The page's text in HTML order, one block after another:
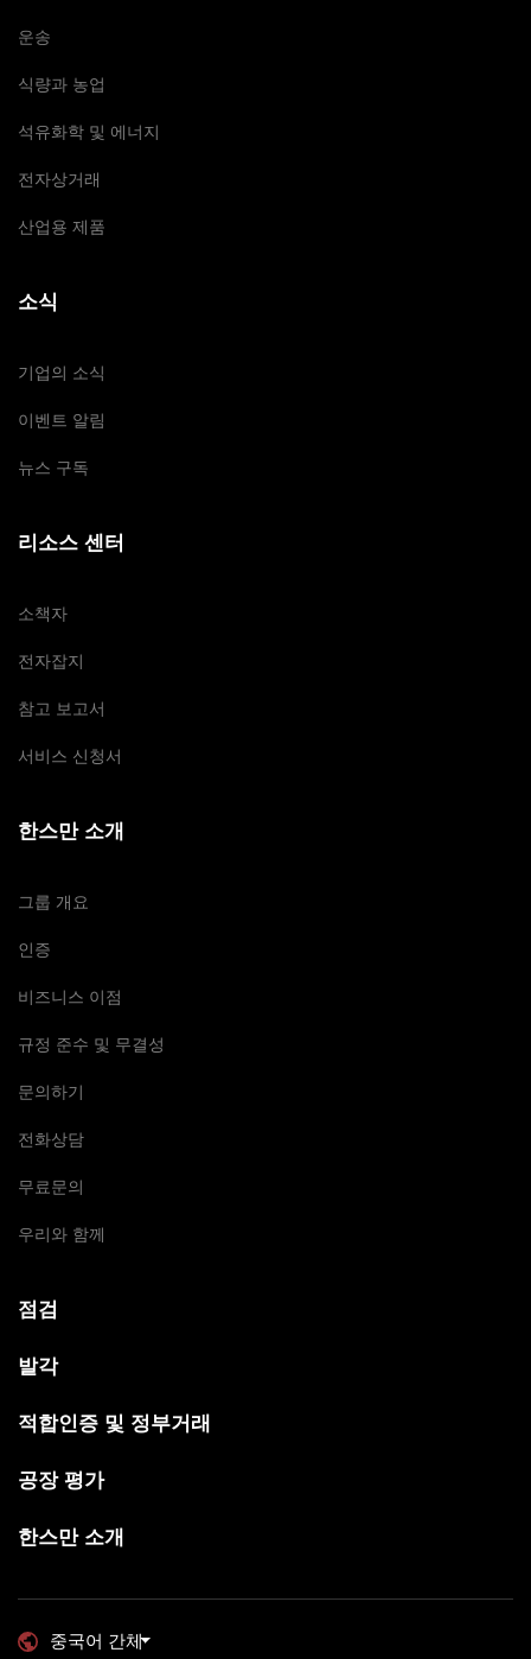
운송
식량과 농업
석유화학 및 에너지
전자상거래
산업용 제품
소식
기업의 소식
이벤트 알림
뉴스 구독
리소스 센터
소책자
전자잡지
참고 보고서
서비스 신청서
한스만 소개
그룹 개요
인증
비즈니스 이점
규정 준수 및 무결성
문의하기
전화상담
무료문의
우리와 함께
점검
발각
적합인증 및 정부거래
공장 평가
한스만 소개
중국어 간체